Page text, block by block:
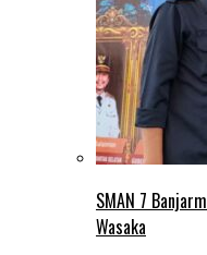
SMAN 7
Wasaka